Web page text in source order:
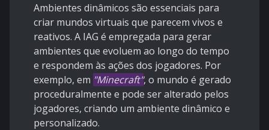
Ambientes dinâmicos são essenciais para
criar mundos virtuais que parecem vivos e
reativos. A IAG é empregada para gerar
ambientes que evoluem ao longo do tempo
e respondem às ações dos jogadores. Por
exemplo, em "Minecraft", o mundo é gerado
proceduralmente e pode ser alterado pelos
jogadores, criando um ambiente dinâmico e
personalizado.